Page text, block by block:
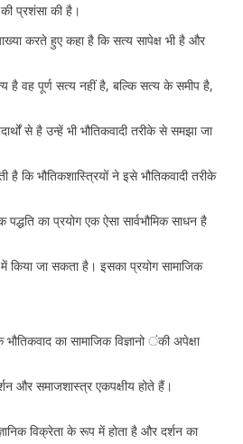
की प्रशंसा की है।
करते हुए कहा है कि सत्य सापेक्ष भी है और
है वह पूर्ण सत्य नहीं है, बल्कि सत्य के समीप है,
से है उन्हें भी भौतिकवादी तरीके से समझा जा
है कि भौतिकशास्त्रियों ने इसे भौतिकवादी तरीके
पद्धति का प्रयोग एक ऐसा सार्वभौमिक साधन है
में किया जा सकता है। इसका प्रयोग सामाजिक
भौतिकवाद का सामाजिक विज्ञानो ंकी अपेक्षा
और समाजशास्त्र एकपक्षीय होते हैं।
विक्रेता के रूप में होता है और दर्शन का